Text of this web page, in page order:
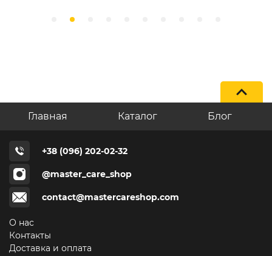
Главная Каталог Блог
+38 (096) 202-02-32
@master_care_shop
contact@mastercareshop.com
О нас
Контакты
Доставка и оплата